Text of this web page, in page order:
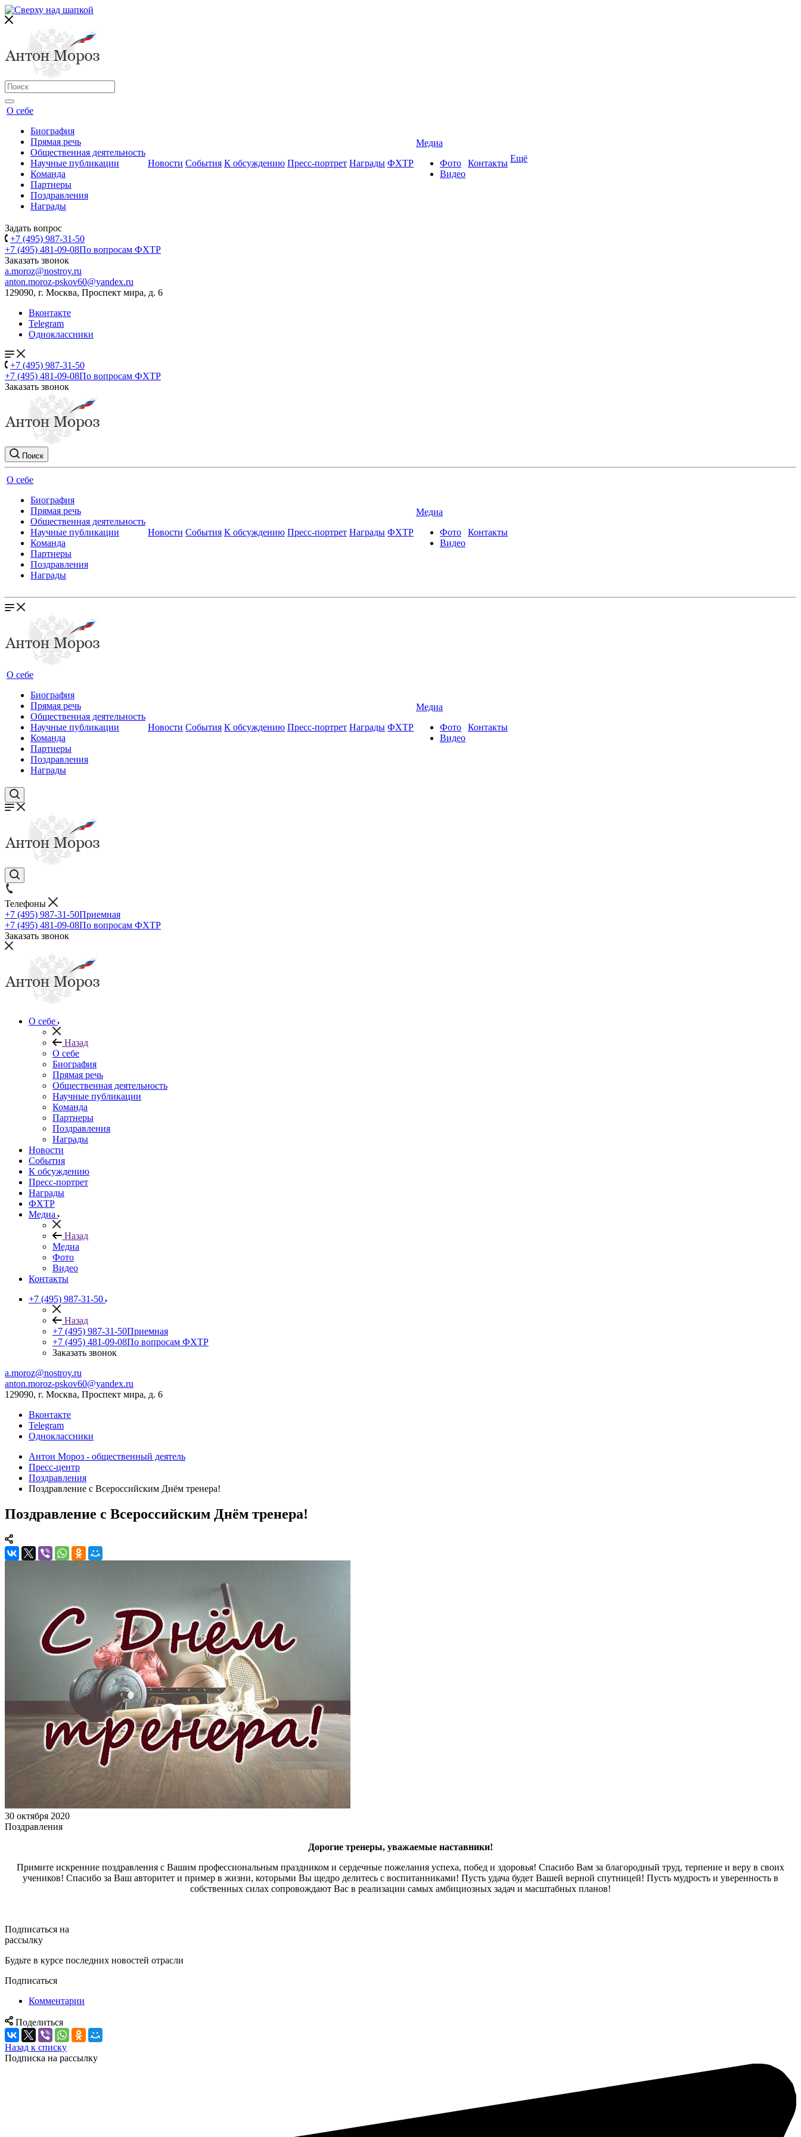
О себе
Биография
Прямая речь
Общественная деятельность
Научные публикации
Команда
Партнеры
Поздравления
Награды
Новости События К обсуждению Пресс-портрет Награды ФХТР
Медиа
Фото
Видео
Контакты Ещё
Задать вопрос
+7 (495) 987-31-50
+7 (495) 481-09-08По вопросам ФХТР
Заказать звонок
a.moroz@nostroy.ru
anton.moroz-pskov60@yandex.ru
129090, г. Москва, Проспект мира, д. 6
Вконтакте
Telegram
Одноклассники
+7 (495) 987-31-50
+7 (495) 481-09-08По вопросам ФХТР
Заказать звонок
Поиск
О себе
Биография
Прямая речь
Общественная деятельность
Научные публикации
Команда
Партнеры
Поздравления
Награды
Новости События К обсуждению Пресс-портрет Награды ФХТР
Медиа
Фото
Видео
Контакты
О себе
Биография
Прямая речь
Общественная деятельность
Научные публикации
Команда
Партнеры
Поздравления
Награды
Новости События К обсуждению Пресс-портрет Награды ФХТР
Медиа
Фото
Видео
Контакты
Телефоны
+7 (495) 987-31-50Приемная
+7 (495) 481-09-08По вопросам ФХТР
Заказать звонок
О себе
Назад
О себе
Биография
Прямая речь
Общественная деятельность
Научные публикации
Команда
Партнеры
Поздравления
Награды
Новости
События
К обсуждению
Пресс-портрет
Награды
ФХТР
Медиа
Назад
Медиа
Фото
Видео
Контакты
+7 (495) 987-31-50
Назад
+7 (495) 987-31-50Приемная
+7 (495) 481-09-08По вопросам ФХТР
Заказать звонок
a.moroz@nostroy.ru
anton.moroz-pskov60@yandex.ru
129090, г. Москва, Проспект мира, д. 6
Вконтакте
Telegram
Одноклассники
Антон Мороз - общественный деятель
Пресс-центр
Поздравления
Поздравление с Всероссийским Днём тренера!
Поздравление с Всероссийским Днём тренера!
30 октября 2020
Поздравления
Дорогие тренеры, уважаемые наставники!
Примите искренние поздравления с Вашим профессиональным праздником и сердечные пожелания успеха, побед и здоровья! Спасибо Вам за благородный труд, терпение и веру в своих
учеников! Спасибо за Ваш авторитет и пример в жизни, которыми Вы щедро делитесь с воспитанниками! Пусть удача будет Вашей верной спутницей! Пусть мудрость и уверенность в
собственных силах сопровождают Вас в реализации самых амбициозных задач и масштабных планов!
Подписаться на
рассылку
Будьте в курсе последних новостей отрасли
Подписаться
Комментарии
Поделиться
Назад к списку
Подписка на рассылку